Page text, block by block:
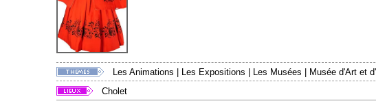
Les Animations Les Expositions Les Musées
Musée d'Art et
Cholet